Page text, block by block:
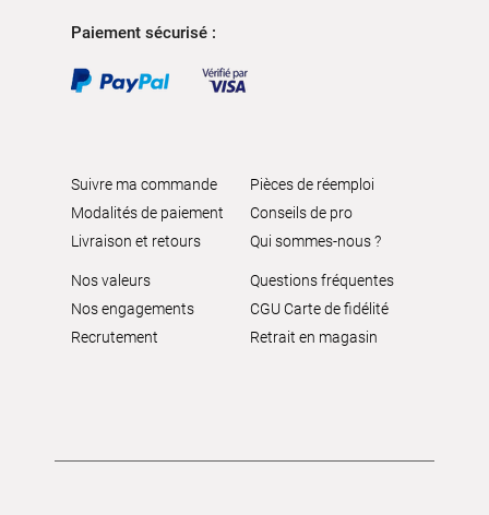
Paiement sécurisé :
Suivre ma commande
Modalités de paiement
Livraison et retours
Pièces de réemploi
Conseils de pro
Qui sommes-nous ?
Nos valeurs
Nos engagements
Recrutement
Questions fréquentes
CGU Carte de fidélité
Retrait en magasin